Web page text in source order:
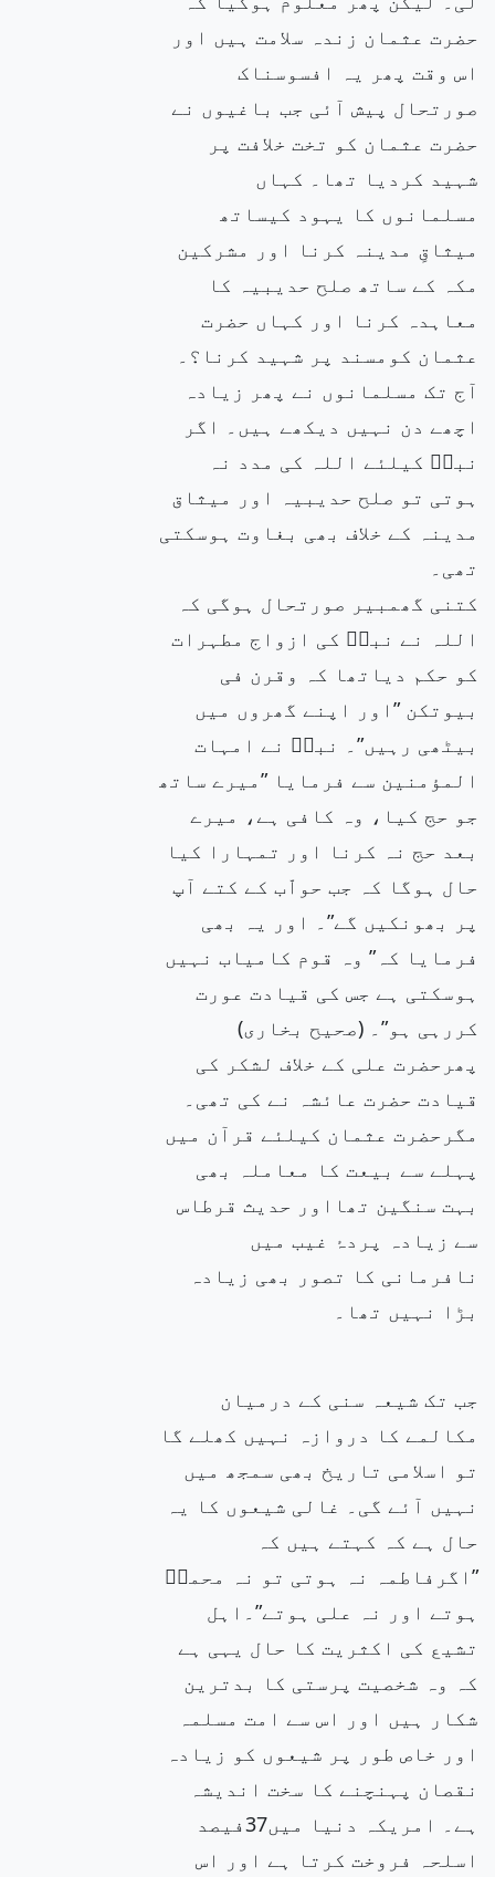
حضرت عثمان زندہ سلامت ہیں اور
اس وقت پھر یہ افسوسناک
صورتحال پیش آئی جب باغیوں نے
حضرت عثمان کو تخت خلافت پر
شہید کردیا تھا۔ کہاں
مسلمانوں کا یہود کیساتھ
میثاقِ مدینہ کرنا اور مشرکین
مکہ کے ساتھ صلح حدیبیہ کا
معاہدہ کرنا اور کہاں حضرت
عثمان کومسند پر شہید کرنا؟۔
آج تک مسلمانوں نے پھر زیادہ
اچھے دن نہیں دیکھے ہیں۔ اگر
نبیۖ کیلئے اللہ کی مدد نہ
ہوتی تو صلح حدیبیہ اور میثاق
مدینہ کے خلاف بھی بغاوت ہوسکتی
تھی۔
کتنی گھمبیر صورتحال ہوگی کہ
اللہ نے نبیۖ کی ازواج مطہرات
کو حکم دیاتھا کہ وقرن فی
بیوتکن ”اور اپنے گھروں میں
بیٹھی رہیں”۔ نبیۖ نے امہات
المؤمنین سے فرمایا ”میرے ساتھ
جو حج کیا، وہ کافی ہے، میرے
بعد حج نہ کرنا اور تمہارا کیا
حال ہوگا کہ جب حواّب کے کتے آپ
پر بھونکیں گے”۔ اور یہ بھی
فرمایا کہ” وہ قوم کامیاب نہیں
ہوسکتی ہے جس کی قیادت عورت
کررہی ہو”۔ (صحیح بخاری)
پھرحضرت علی کے خلاف لشکر کی
قیادت حضرت عائشہ نے کی تھی۔
مگرحضرت عثمان کیلئے قرآن میں
پہلے سے بیعت کا معاملہ بھی
بہت سنگین تھااور حدیث قرطاس
سے زیادہ پردۂ غیب میں
نافرمانی کا تصور بھی زیادہ
بڑا نہیں تھا۔
جب تک شیعہ سنی کے درمیان
مکالمے کا دروازہ نہیں کھلے گا
تو اسلامی تاریخ بھی سمجھ میں
نہیں آئے گی۔ غالی شیعوں کا یہ
حال ہے کہ کہتے ہیں کہ
”اگرفاطمہ نہ ہوتی تو نہ محمدۖ
ہوتے اور نہ علی ہوتے”۔اہل
تشیع کی اکثریت کا حال یہی ہے
کہ وہ شخصیت پرستی کا بدترین
شکار ہیں اور اس سے امت مسلمہ
اور خاص طور پر شیعوں کو زیادہ
نقصان پہنچنے کا سخت اندیشہ
ہے۔ امریکہ دنیا میں37فیصد
اسلحہ فروخت کرتا ہے اور اس